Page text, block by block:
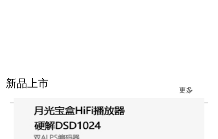
更多
新品上市